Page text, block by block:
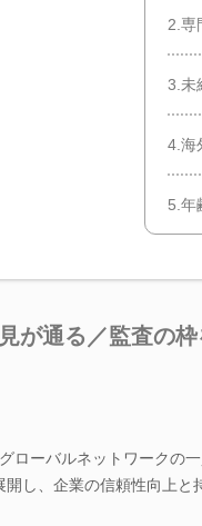
2.専
3.未
4.海
5.年
が通る／監査の枠
ローバルネットワークの
し、企業の信頼性向上と